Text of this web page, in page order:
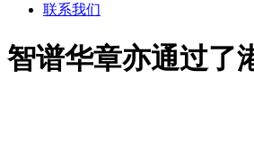
联系我们
智谱华章亦通过了